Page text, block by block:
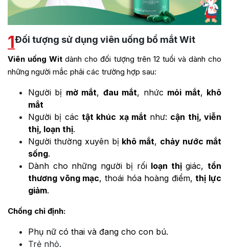
1Đối tượng sử dụng viên uống bổ mắt Wit
Viên uống Wit dành cho đối tượng trên 12 tuổi và dành cho
những người mắc phải các trường hợp sau:
Người bị mờ mắt, đau mắt, nhức mỏi mắt, khô
mắt
Người bị các tật khúc xạ mắtnhư: cận thị, viễn
thị, loạn thị.
Người thường xuyên bị khô mắt, chảy nước mắt
sống.
Dành cho những người bị rối loạn thịgiác,tổn
thương võng mạc, thoái hóa hoàng điểm,thị lực
giảm.
Chống chỉ định:
Phụ nữ có thai và đang cho con bú.
Trẻ nhỏ.